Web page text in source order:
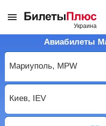
Авиабилеты